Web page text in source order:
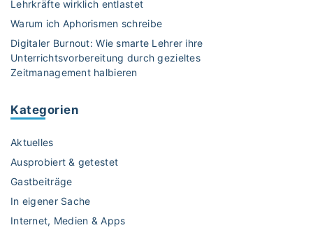
t
K
i
n
b
k
e
Lehrkräfte wirklich entlastet
Warum ich Aphorismen schreibe
Digitaler Burnout: Wie smarte Lehrer ihre
Unterrichtsvorbereitung durch gezieltes
Zeitmanagement halbieren
Kategorien
Aktuelles
Ausprobiert & getestet
Gastbeiträge
In eigener Sache
Internet, Medien & Apps